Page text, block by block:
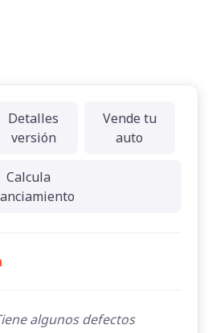
Detalles
versión
Vende tu
auto
Calcula
algunos defectos